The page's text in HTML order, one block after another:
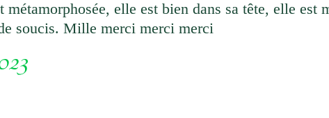
elle est bien dans sa tête, elle est
soucis. Mille merci merci merci